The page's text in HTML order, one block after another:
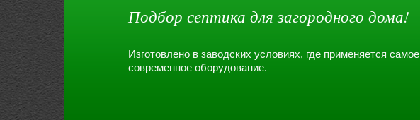
Подбор септика для загородного дома!
Изготовлено в заводских условиях, где применяется самое
современное оборудование.